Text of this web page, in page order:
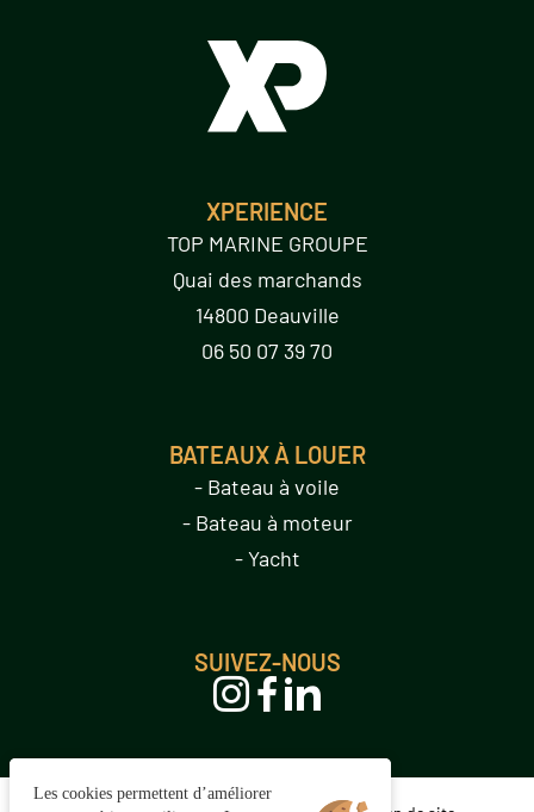
XPERIENCE
TOP MARINE GROUPE
Quai des marchands
14800 Deauville
06 50 07 39 70
BATEAUX À LOUER
- Bateau à voile
- Bateau à moteur
- Yacht
SUIVEZ-NOUS
Les cookies permettent d’améliorer